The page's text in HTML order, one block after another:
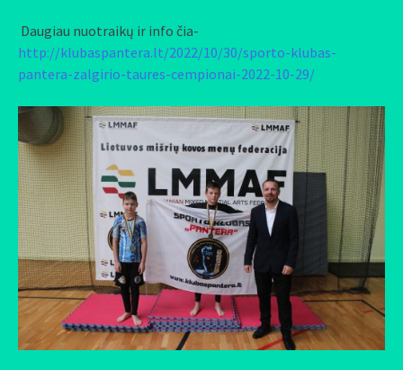
Daugiau nuotraikų ir info čia-
http://klubaspantera.lt/2022/10/30/sporto-klubas-
pantera-zalgirio-taures-cempionai-2022-10-29/